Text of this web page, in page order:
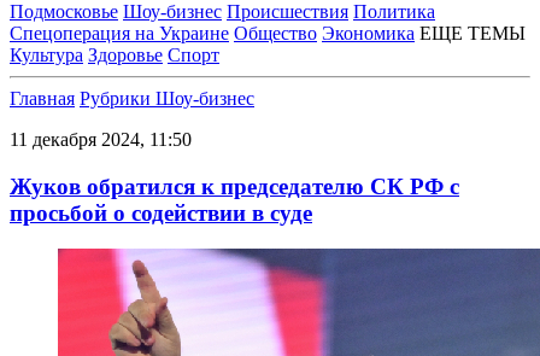
Подмосковье Шоу-бизнес Происшествия Политика
Спецоперация на Украине Общество Экономика ЕЩЕ ТЕМЫ
Культура Здоровье Спорт
Главная Рубрики Шоу-бизнес
11 декабря 2024, 11:50
Жуков обратился к председателю СК РФ с
просьбой о содействии в суде